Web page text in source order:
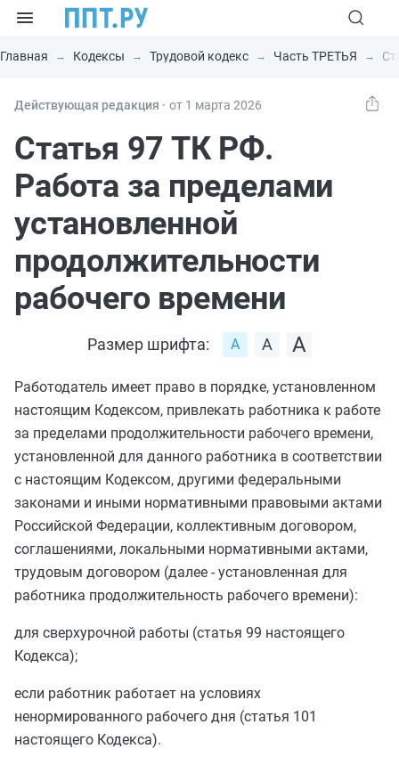
Главная Кодексы Трудовой кодекс Часть ТРЕТЬЯ
Действующая редакция ⸱ от 1 марта 2026
Статья 97 ТК РФ.
Работа за пределами
установленной
продолжительности
рабочего времени
Размер шрифта:
Работодатель имеет право в порядке, установленном
настоящим Кодексом, привлекать работника к работе
за пределами продолжительности рабочего времени,
установленной для данного работника в соответствии
с настоящим Кодексом, другими федеральными
законами и иными нормативными правовыми актами
Российской Федерации, коллективным договором,
соглашениями, локальными нормативными актами,
трудовым договором (далее - установленная для
работника продолжительность рабочего времени):
для сверхурочной работы (статья 99 настоящего
Кодекса);
если работник работает на условиях
ненормированного рабочего дня (статья 101
настоящего Кодекса).